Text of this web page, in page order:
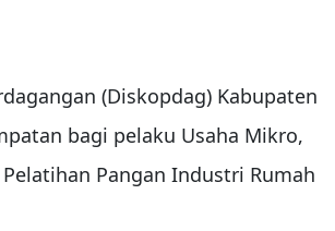
(Diskopdag) Kabupaten
bagi pelaku Usaha Mikro,
Pangan Industri Rumah